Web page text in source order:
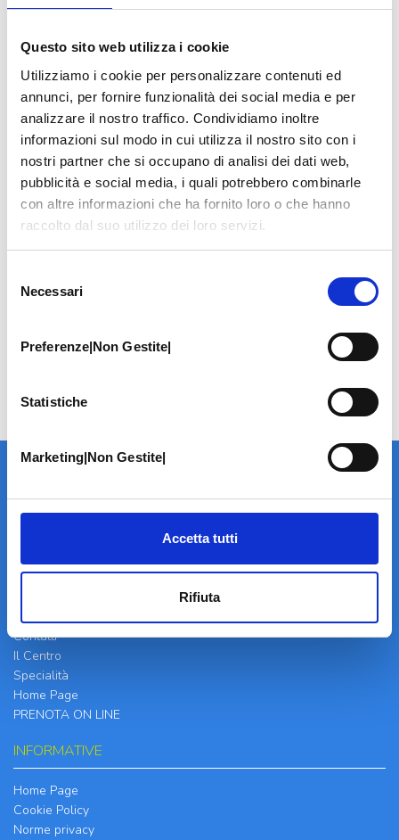
Questo sito web utilizza i cookie
Utilizziamo i cookie per personalizzare contenuti ed
annunci, per fornire funzionalità dei social media e per
analizzare il nostro traffico. Condividiamo inoltre
informazioni sul modo in cui utilizza il nostro sito con i
nostri partner che si occupano di analisi dei dati web,
pubblicità e social media, i quali potrebbero combinarle
con altre informazioni che ha fornito loro o che hanno
raccolto dal suo utilizzo dei loro servizi.
delNecessari
Preferenze|Non Gestite|
Statistiche
Marketing|Non Gestite|
Accetta tutti
Rifiuta
LA STRUTTURA
Informazioni
Contatti
Il Centro
Specialità
Home Page
PRENOTA ON LINE
INFORMATIVE
Home Page
Cookie Policy
Norme privacy